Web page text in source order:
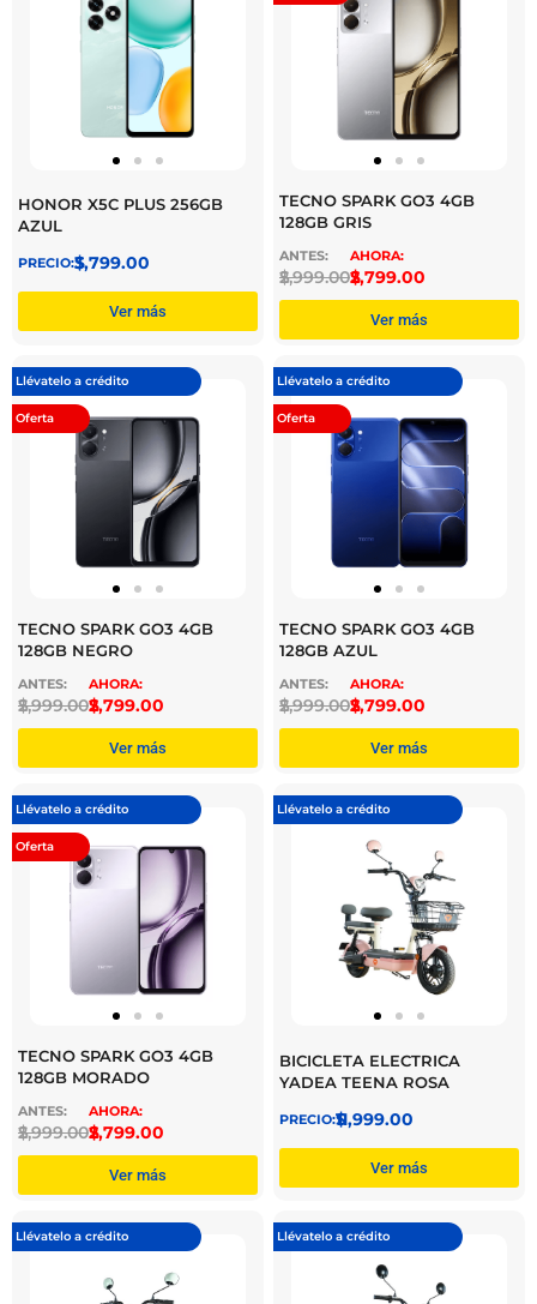
HONOR X5C PLUS 256GB
AZUL
$
3,799.00
Ver más
TECNO SPARK GO3 4GB
128GB GRIS
$
2,999.00$
2,799.00
Ver más
Llévatelo a crédito
Oferta
TECNO SPARK GO3 4GB
128GB NEGRO
$
2,999.00$
2,799.00
Ver más
Llévatelo a crédito
Oferta
TECNO SPARK GO3 4GB
128GB AZUL
$
2,999.00$
2,799.00
Ver más
Llévatelo a crédito
Oferta
TECNO SPARK GO3 4GB
128GB MORADO
$
2,999.00$
2,799.00
Ver más
Llévatelo a crédito
BICICLETA ELECTRICA
YADEA TEENA ROSA
$
11,999.00
Ver más
Llévatelo a crédito Llévatelo a crédito